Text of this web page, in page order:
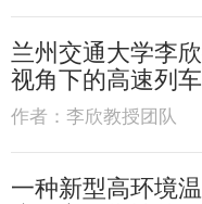
兰州交通大学李
视角下的高速列
方法
作者： 李欣教授团队
一种新型高环境